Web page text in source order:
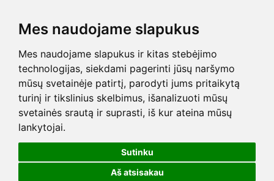
Mes naudojame slapukus
Mes naudojame slapukus ir kitas stebėjimo
technologijas, siekdami pagerinti jūsų naršymo
mūsų svetainėje patirtį, parodyti jums pritaikytą
turinį ir tikslinius skelbimus, išanalizuoti mūsų
svetainės srautą ir suprasti, iš kur ateina mūsų
lankytojai.
Sutinku
Aš atsisakau